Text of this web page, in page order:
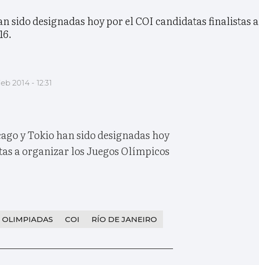
sido designadas hoy por el COI candidatas finalistas a
2014 - 12:31
y Tokio han sido designadas hoy
a organizar los Juegos Olímpicos
OLIMPIADAS COI RÍO DE JANEIRO